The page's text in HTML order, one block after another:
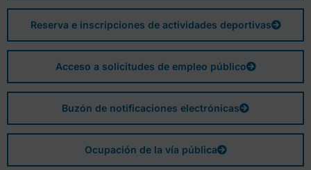
Reserva e inscripciones de actividades deportivas
Acceso a solicitudes de empleo público
Buzón de notificaciones electrónicas
Ocupación de la vía pública